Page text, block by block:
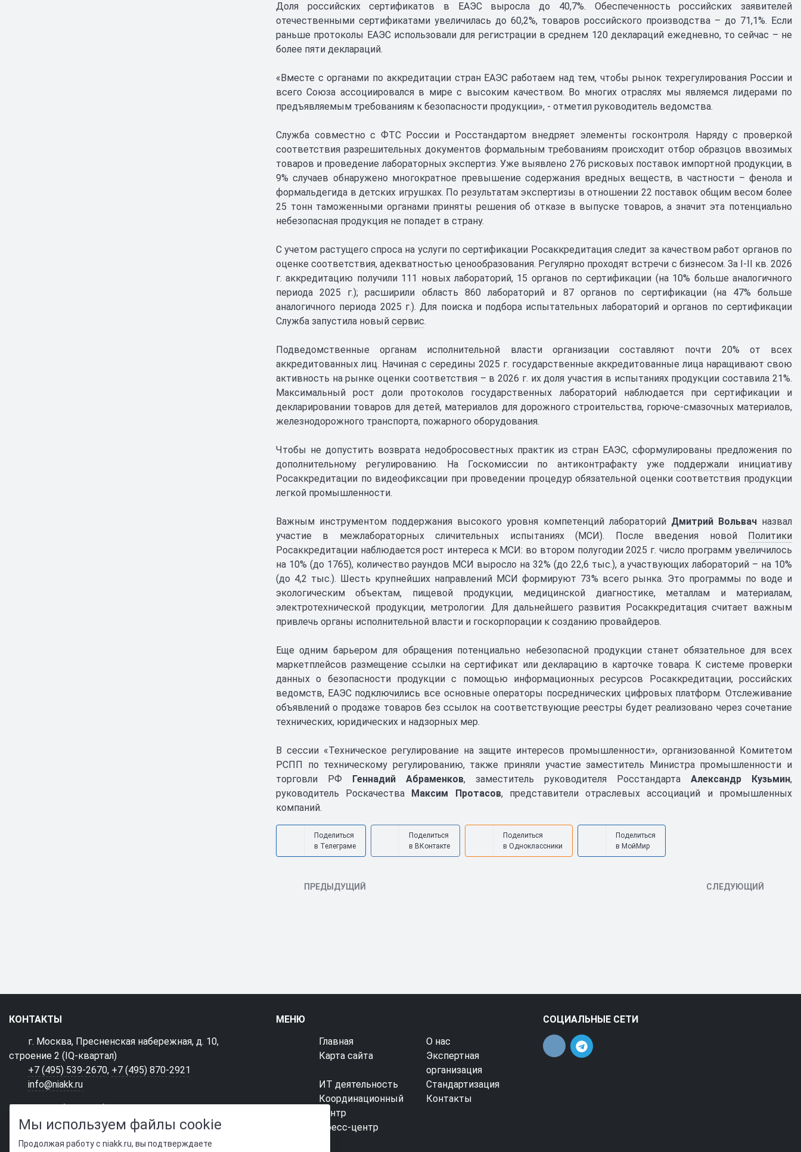
Доля российских сертификатов в ЕАЭС выросла до 40,7%. Обеспеченность российских заявителей
отечественными сертификатами увеличилась до 60,2%, товаров российского производства – до 71,1%. Если
раньше протоколы ЕАЭС использовали для регистрации в среднем 120 деклараций ежедневно, то сейчас – не
более пяти деклараций.
«Вместе с органами по аккредитации стран ЕАЭС работаем над тем, чтобы рынок техрегулирования России и
всего Союза ассоциировался в мире с высоким качеством. Во многих отраслях мы являемся лидерами по
предъявляемым требованиям к безопасности продукции», - отметил руководитель ведомства.
Служба совместно с ФТС России и Росстандартом внедряет элементы госконтроля. Наряду с проверкой
соответствия разрешительных документов формальным требованиям происходит отбор образцов ввозимых
товаров и проведение лабораторных экспертиз. Уже выявлено 276 рисковых поставок импортной продукции, в
9% случаев обнаружено многократное превышение содержания вредных веществ, в частности – фенола и
формальдегида в детских игрушках. По результатам экспертизы в отношении 22 поставок общим весом более
25 тонн таможенными органами приняты решения об отказе в выпуске товаров, а значит эта потенциально
небезопасная продукция не попадет в страну.
С учетом растущего спроса на услуги по сертификации Росаккредитация следит за качеством работ органов по
оценке соответствия, адекватностью ценообразования. Регулярно проходят встречи с бизнесом. За I-II кв. 2026
г. аккредитацию получили 111 новых лабораторий, 15 органов по сертификации (на 10% больше аналогичного
периода 2025 г.); расширили область 860 лабораторий и 87 органов по сертификации (на 47% больше
аналогичного периода 2025 г.). Для поиска и подбора испытательных лабораторий и органов по сертификации
Служба запустила новый сервис.
Подведомственные органам исполнительной власти организации составляют почти 20% от всех
аккредитованных лиц. Начиная с середины 2025 г. государственные аккредитованные лица наращивают свою
активность на рынке оценки соответствия – в 2026 г. их доля участия в испытаниях продукции составила 21%.
Максимальный рост доли протоколов государственных лабораторий наблюдается при сертификации и
декларировании товаров для детей, материалов для дорожного строительства, горюче-смазочных материалов,
железнодорожного транспорта, пожарного оборудования.
Чтобы не допустить возврата недобросовестных практик из стран ЕАЭС, сформулированы предложения по
дополнительному регулированию. На Госкомиссии по антиконтрафакту уже поддержали инициативу
Росаккредитации по видеофиксации при проведении процедур обязательной оценки соответствия продукции
легкой промышленности.
Важным инструментом поддержания высокого уровня компетенций лабораторий Дмитрий Вольвачназвал
участие в межлабораторных сличительных испытаниях (МСИ). После введения новой
Политики
Росаккредитации наблюдается рост интереса к МСИ: во втором полугодии 2025 г. число программ увеличилось
на 10% (до 1765), количество раундов МСИ выросло на 32% (до 22,6 тыс.), а участвующих лабораторий – на 10%
(до 4,2 тыс.). Шесть крупнейших направлений МСИ формируют 73% всего рынка. Это программы по воде и
экологическим объектам, пищевой продукции, медицинской диагностике, металлам и материалам,
электротехнической продукции, метрологии. Для дальнейшего развития Росаккредитация считает важным
привлечь органы исполнительной власти и госкорпорации к созданию провайдеров.
Еще одним барьером для обращения потенциально небезопасной продукции станет обязательное для всех
маркетплейсов размещение ссылки на сертификат или декларацию в карточке товара. К системе проверки
данных о безопасности продукции с помощью информационных ресурсов Росаккредитации, российских
ведомств, ЕАЭС подключились все основные операторы посреднических цифровых платформ. Отслеживание
объявлений о продаже товаров без ссылок на соответствующие реестры будет реализовано через сочетание
технических, юридических и надзорных мер.
В сессии «Техническое регулирование на защите интересов промышленности», организованной Комитетом
РСПП по техническому регулированию, также приняли участие заместитель Министра промышленности и
торговли РФ
Геннадий Абраменков, заместитель руководителя Росстандарта Александр Кузьмин,
руководитель Роскачества
Максим Протасов, представители отраслевых ассоциаций и промышленных
компаний.
Поделиться
в Телеграме
Поделиться
в ВКонтакте
Поделиться
в Одноклассники
Поделиться
в МойМир
ПРЕДЫДУЩИЙ СЛЕДУЮЩИЙ
КОНТАКТЫ
г. Москва, Пресненская набережная, д. 10,
строение 2 (IQ-квартал)
+7 (495) 539-2670, +7 (495) 870-2921
info@niakk.ru
Нашли ошибку? Сообщите нам!
Выделите и нажмите Ctr+Enter
МЕНЮ
Главная
О нас
Карта сайта
Экспертная
организация
ИТ деятельность
Стандартизация
Координационный
центр
Контакты
Пресс-центр
СОЦИАЛЬНЫЕ СЕТИ
Мы используем файлы cookie
Продолжая работу с niakk.ru, вы подтверждаете